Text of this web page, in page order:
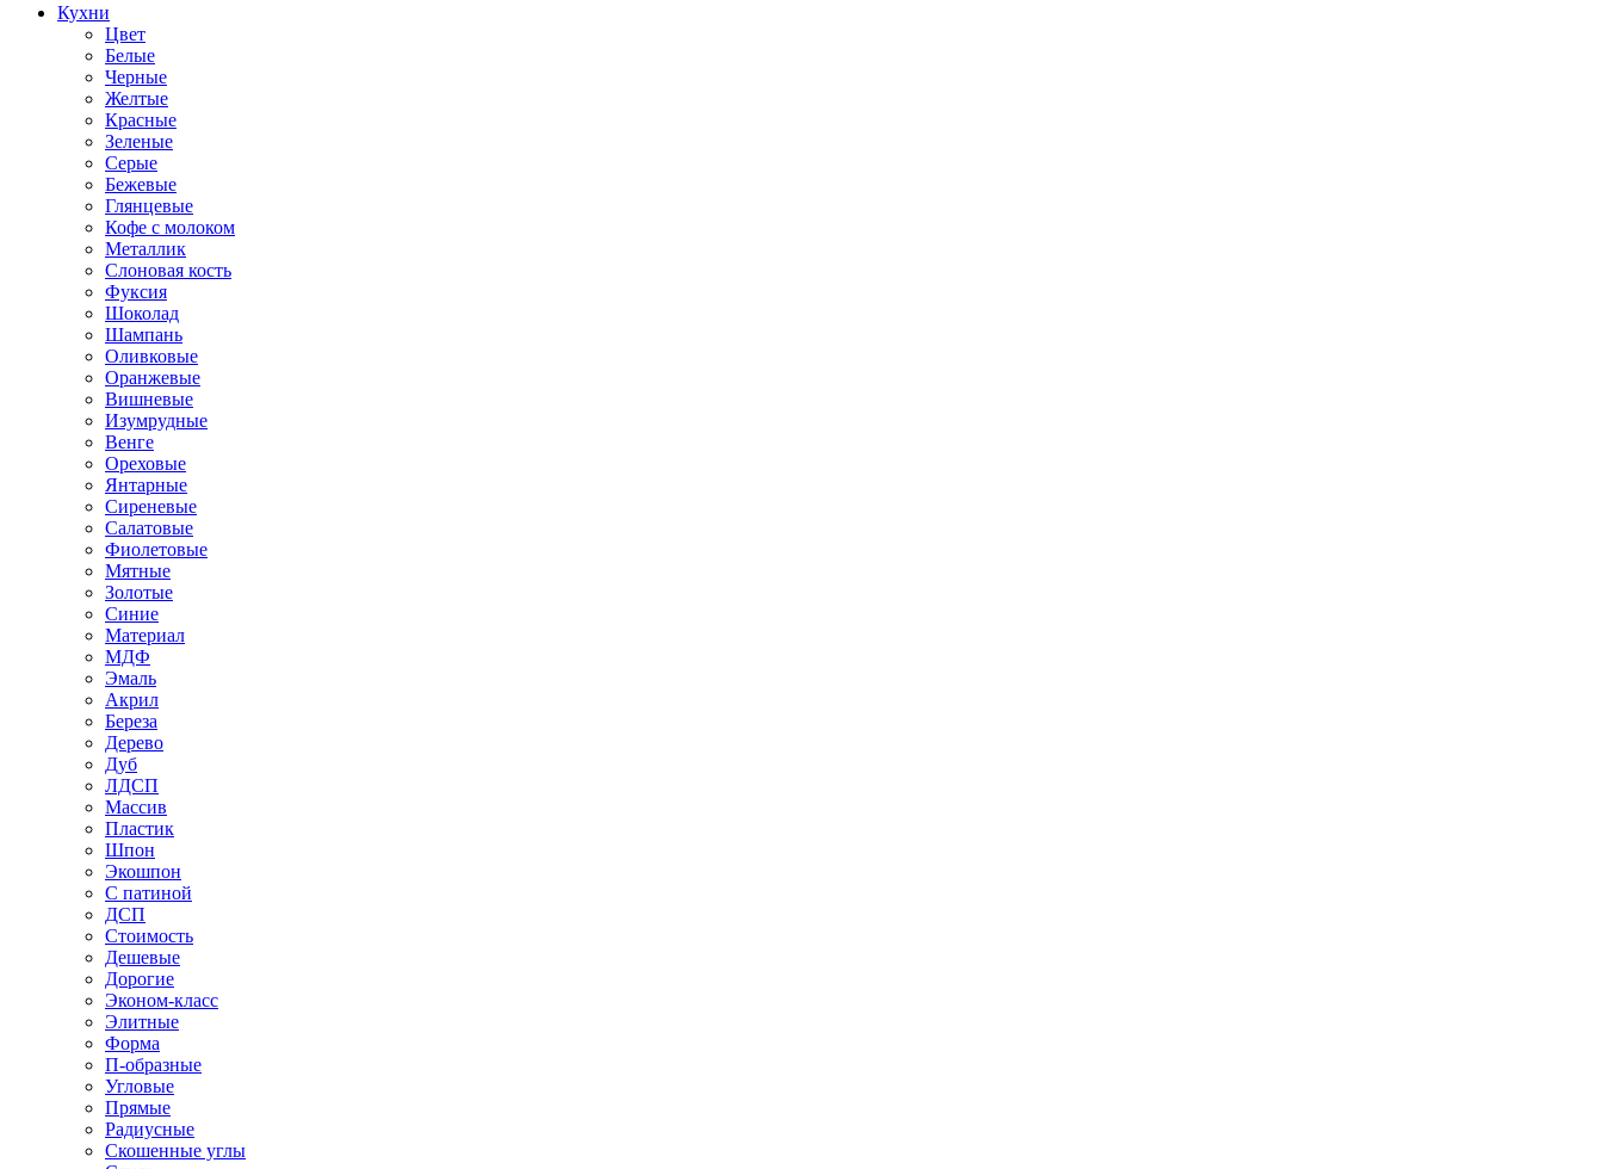
Кухни
Цвет
Белые
Черные
Желтые
Красные
Зеленые
Серые
Бежевые
Глянцевые
Кофе с молоком
Металлик
Слоновая кость
Фуксия
Шоколад
Шампань
Оливковые
Оранжевые
Вишневые
Изумрудные
Венге
Ореховые
Янтарные
Сиреневые
Салатовые
Фиолетовые
Мятные
Золотые
Синие
Материал
МДФ
Эмаль
Акрил
Береза
Дерево
Дуб
ЛДСП
Массив
Пластик
Шпон
Экошпон
С патиной
ДСП
Стоимость
Дешевые
Дорогие
Эконом-класс
Элитные
Форма
П-образные
Угловые
Прямые
Радиусные
Скошенные углы